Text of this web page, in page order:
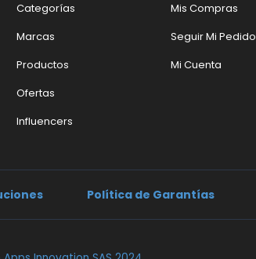
Categorías
Marcas
Productos
Ofertas
Influencers
Mis Compras
Seguir Mi Pedido
Mi Cuenta
Política de Garantías